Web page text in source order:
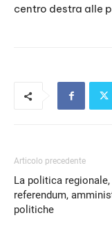
centro destra alle
Articolo precedente
La politica
referendum,
politiche